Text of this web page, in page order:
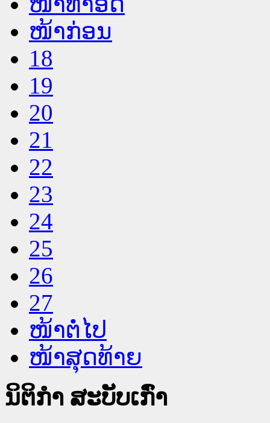
ໜ້າກ່ອນ
18
19
20
21
22
23
24
25
26
27
ໜ້າຕໍ່ໄປ
ໜ້າສຸດທ້າຍ
ນິຕິກໍາ ສະບັບເກົ່າ